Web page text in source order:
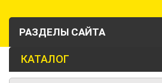
РАЗДЕЛЫ САЙТА
КАТАЛОГ